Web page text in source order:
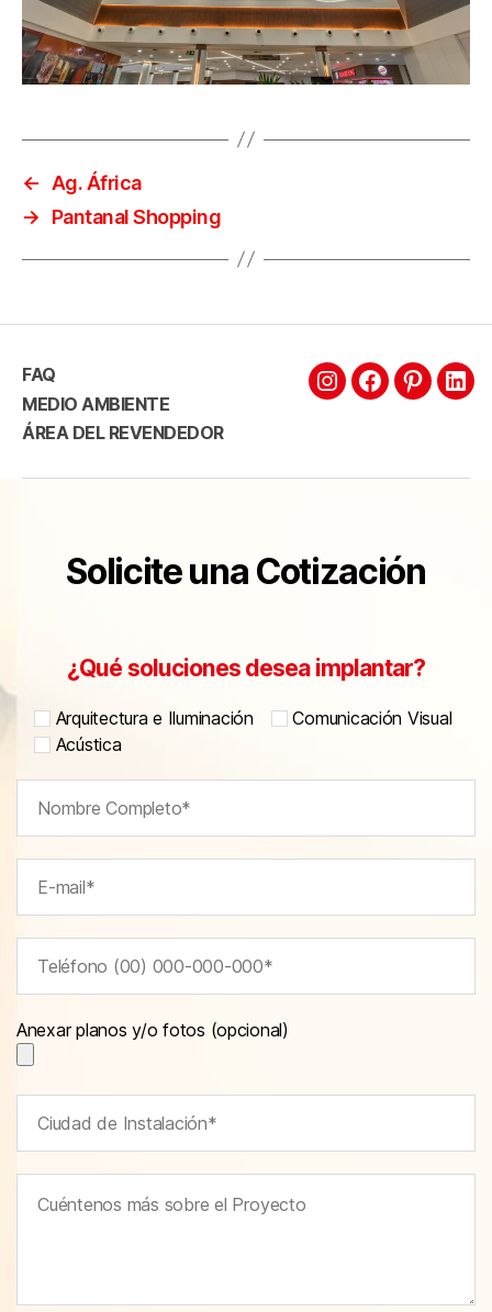
← Ag. África
→
Pantanal Shopping
FAQ
MEDIO AMBIENTE
ÁREA DEL REVENDEDOR
Solicite una Cotización
¿Qué soluciones desea implantar?
Arquitectura e Iluminación
Comunicación Visual
Acústica
Anexar planos y/o fotos (opcional)